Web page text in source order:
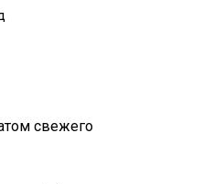
свежего